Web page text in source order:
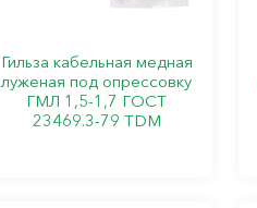
Гильза кабельная медная
луженая под опрессовку
ГМЛ 1,5-1,7 ГОСТ
23469.3-79 TDM